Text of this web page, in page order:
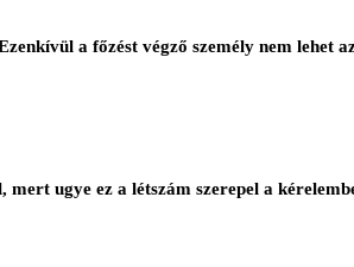
a főzést végző személy nem lehet
ugye ez a létszám szerepel a